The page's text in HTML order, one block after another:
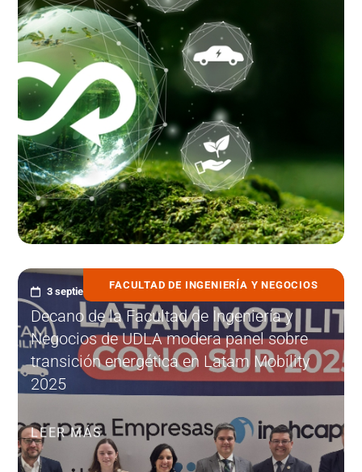
FACULTAD DE INGENIERÍA Y NEGOCIOS
3 septiembre, 2025
Decano de la Facultad de Ingeniería y
Negocios de UDLA modera panel sobre
transición energética en Latam Mobility
2025
LEER MÁS